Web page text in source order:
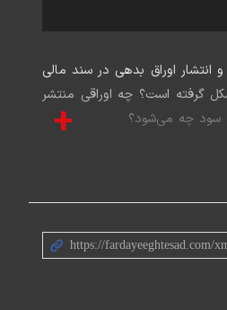
اوراق بدهی در سند مالی
گرفته است؟ چه اوراقی منتشر
+